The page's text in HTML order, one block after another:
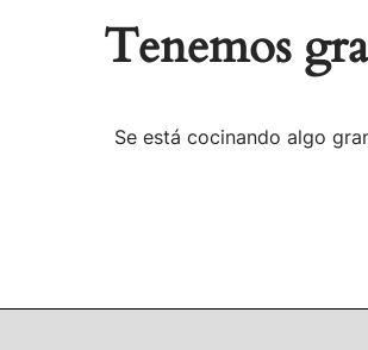
Tenemos
Se está cocinando algo